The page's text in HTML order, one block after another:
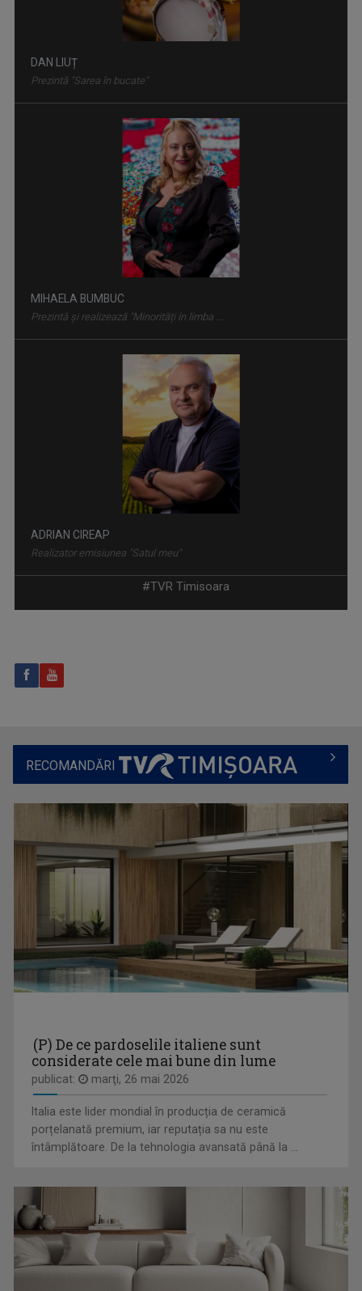
MINORITĂȚI ÎN LIMBA UCRAINEANĂ
Emisiune despre tradițiile și viața ...
“Cântec și poveste” reflectă și difuzează ...
SELFIE
Emisiune în care telespectatorii vor cunoște ...
Emisiunea Cult@rt aduce în faţa ...
MINORITĂȚI ÎN LIMBA SLOVACĂ
Emisiunea are ca scop promovarea minorităţii ...
DAN LIUȚ
Prezintă "Sarea în bucate"
MIHAELA BUMBUC
Prezintă și realizează "Minorități în limba ...
ADRIAN CIREAP
Realizator emisiunea "Satul meu"
VERONICA MIHOC
MONICA PAVEL
Monica Pavel realizează emisiunea în limba ...
#TVR Timisoara
RECOMANDĂRI
(P) De ce pardoselile italiene sunt
considerate cele mai bune din lume
publicat: marţi, 26 mai 2026
Italia este lider mondial în producția de ceramică
porțelanată premium, iar reputația sa nu este
întâmplătoare. De la tehnologia avansată până la ...